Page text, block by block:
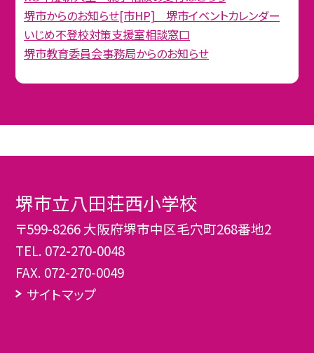
堺市からのお知らせ[市HP] 堺市イベントカレンダー
いじめ不登校対策支援室相談窓口
堺市教育委員会事務局からのお知らせ
堺市立八田荘西小学校
〒599-8266 大阪府堺市中区毛穴町268番地2
TEL. 072-270-0048
FAX. 072-270-0049
サイトマップ